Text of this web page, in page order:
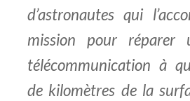
d’astronautes qui
mission pour réparer
télécommunication à
de kilomètres de la